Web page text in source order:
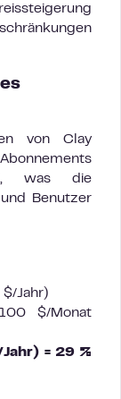
von Clay
was die
Benutzer
Jahr)
$/Monat
= 29 %